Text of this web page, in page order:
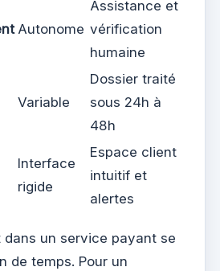
Autonome
Assistance et
vérification
humaine
Variable
Dossier traité
sous 24h à
48h
Interface
rigide
Espace client
intuitif et
alertes
dans un service payant se
de temps. Pour un